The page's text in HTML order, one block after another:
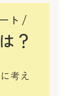
ト
？
考え